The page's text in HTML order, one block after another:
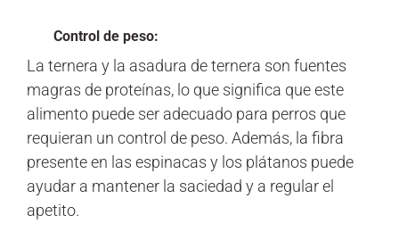
Control de peso:
La ternera y la asadura de ternera son fuentes
magras de proteínas, lo que significa que este
alimento puede ser adecuado para perros que
requieran un control de peso. Además, la fibra
presente en las espinacas y los plátanos puede
ayudar a mantener la saciedad y a regular el
apetito.